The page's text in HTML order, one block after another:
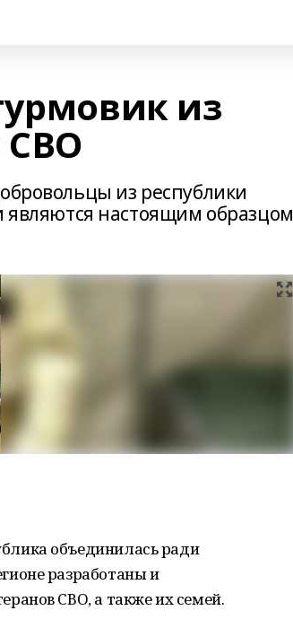
из
СВО
из республики
являются настоящим образцом
объединилась ради
разработаны и
СВО, а также их семей.